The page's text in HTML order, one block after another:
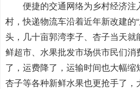
便捷的交通网络为乡村经济注
村，快递物流车沿着近年新改建的
头，几十亩郭湾李子、杏子当天就
鲜超市、水果批发市场供市民们消
了，运费降了，运输时间也大幅缩
杏子等各种新鲜水果也更抢手了，